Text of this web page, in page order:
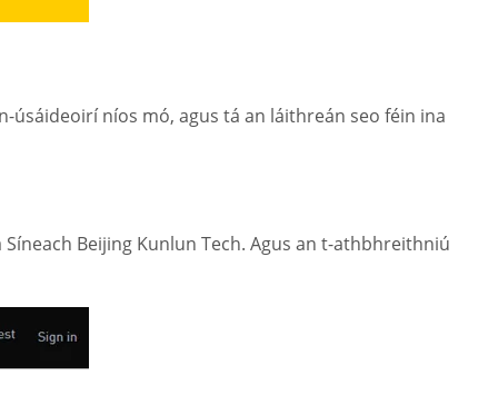
níos mó, agus tá an láithreán seo féin ina
Beijing Kunlun Tech. Agus an t-athbhreithniú